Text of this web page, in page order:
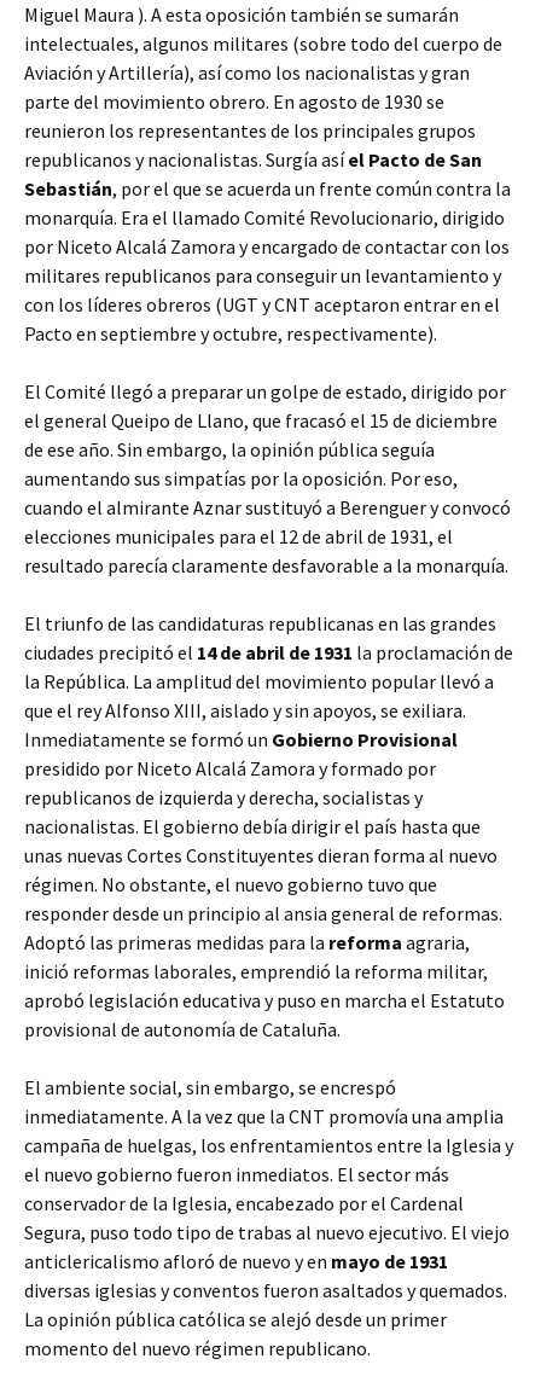
Miguel Maura ). A esta oposición también se sumarán
intelectuales, algunos militares (sobre todo del cuerpo de
Aviación y Artillería), así como los nacionalistas y gran
parte del movimiento obrero. En agosto de 1930 se
reunieron los representantes de los principales grupos
republicanos y nacionalistas. Surgía asíel Pacto de San
Sebastián, por el que se acuerda un frente común contra la
monarquía. Era el llamado Comité Revolucionario, dirigido
por Niceto Alcalá Zamora y encargado de contactar con los
militares republicanos para conseguir un levantamiento y
con los líderes obreros (UGT y CNT aceptaron entrar en el
Pacto en septiembre y octubre, respectivamente).
El Comité llegó a preparar un golpe de estado, dirigido por
el general Queipo de Llano, que fracasó el 15 de diciembre
de ese año. Sin embargo, la opinión pública seguía
aumentando sus simpatías por la oposición. Por eso,
cuando el almirante Aznar sustituyó a Berenguer y convocó
elecciones municipales para el 12 de abril de 1931, el
resultado parecía claramente desfavorable a la monarquía.
El triunfo de las candidaturas republicanas en las grandes
ciudades precipitó el 14 de abril de 1931 la proclamación de
la República. La amplitud del movimiento popular llevó a
que el rey Alfonso XIII, aislado y sin apoyos, se exiliara.
Inmediatamente se formó un Gobierno Provisional
presidido por Niceto Alcalá Zamora y formado por
republicanos de izquierda y derecha, socialistas y
nacionalistas. El gobierno debía dirigir el país hasta que
unas nuevas Cortes Constituyentes dieran forma al nuevo
régimen. No obstante, el nuevo gobierno tuvo que
responder desde un principio al ansia general de reformas.
Adoptó las primeras medidas para la reforma agraria,
inició reformas laborales, emprendió la reforma militar,
aprobó legislación educativa y puso en marcha el Estatuto
provisional de autonomía de Cataluña.
El ambiente social, sin embargo, se encrespó
inmediatamente. A la vez que la CNT promovía una amplia
campaña de huelgas, los enfrentamientos entre la Iglesia y
el nuevo gobierno fueron inmediatos. El sector más
conservador de la Iglesia, encabezado por el Cardenal
Segura, puso todo tipo de trabas al nuevo ejecutivo. El viejo
anticlericalismo afloró de nuevo y en mayo de 1931
diversas iglesias y conventos fueron asaltados y quemados.
La opinión pública católica se alejó desde un primer
momento del nuevo régimen republicano.